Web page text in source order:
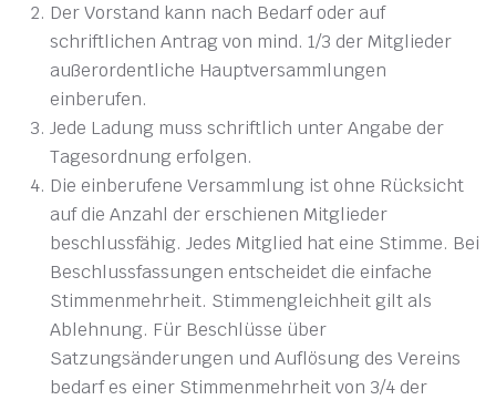
Der Vorstand kann nach Bedarf oder auf
schriftlichen Antrag von mind. 1/3 der Mitglieder
außerordentliche Hauptversammlungen
einberufen.
Jede Ladung muss schriftlich unter Angabe der
Tagesordnung erfolgen.
Die einberufene Versammlung ist ohne Rücksicht
auf die Anzahl der erschienen Mitglieder
beschlussfähig. Jedes Mitglied hat eine Stimme. Bei
Beschlussfassungen entscheidet die einfache
Stimmenmehrheit. Stimmengleichheit gilt als
Ablehnung. Für Beschlüsse über
Satzungsänderungen und Auflösung des Vereins
bedarf es einer Stimmenmehrheit von 3/4 der